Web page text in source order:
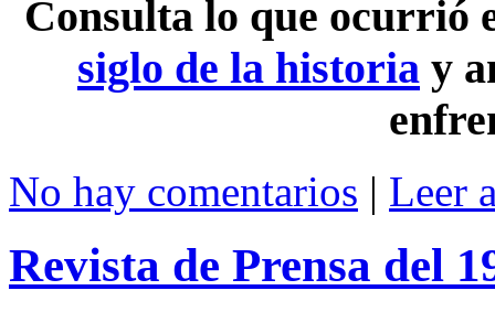
Consulta lo que ocurrió
siglo de la historia y
No hay comentarios | Leer
Revista de Prensa del